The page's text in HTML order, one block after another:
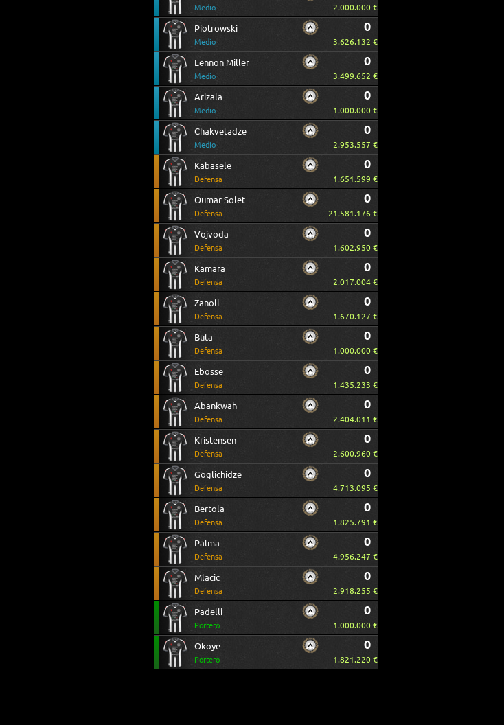
Medio 2.000.000 €
Piotrowski
Medio
0
3.626.132 €
Lennon Miller
Medio
0
3.499.652 €
Arizala
Medio
0
1.000.000 €
Chakvetadze
Medio
0
2.953.557 €
Kabasele
Defensa
0
1.651.599 €
Oumar Solet
Defensa
0
21.581.176 €
Vojvoda
Defensa
0
1.602.950 €
Kamara
Defensa
0
2.017.004 €
Zanoli
Defensa
0
1.670.127 €
Buta
Defensa
0
1.000.000 €
Ebosse
Defensa
0
1.435.233 €
Abankwah
Defensa
0
2.404.011 €
Kristensen
Defensa
0
2.600.960 €
Goglichidze
Defensa
0
4.713.095 €
Bertola
Defensa
0
1.825.791 €
Palma
Defensa
0
4.956.247 €
Mlacic
Defensa
0
2.918.255 €
Padelli
Portero
0
1.000.000 €
Okoye
Portero
0
1.821.220 €